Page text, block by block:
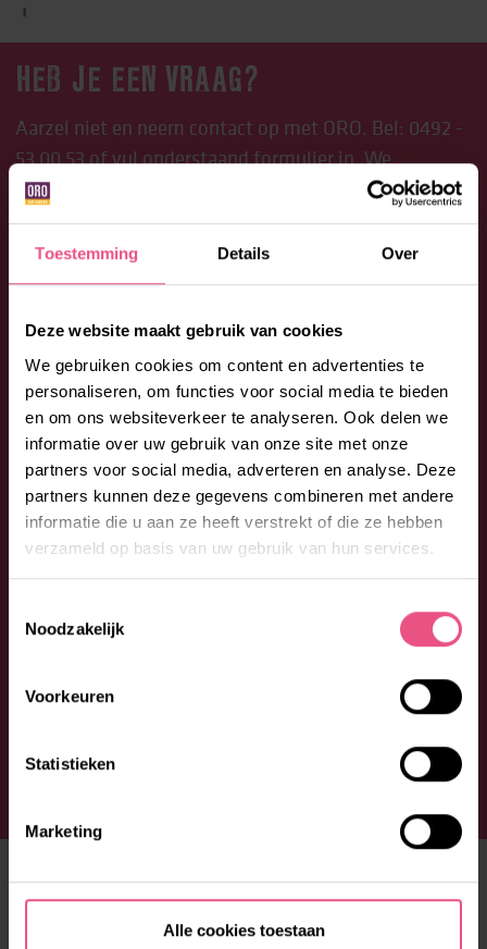
Toestemming Details Over
Deze website maakt gebruik van cookies
We gebruiken cookies om content en advertenties te
personaliseren, om functies voor social media te bieden
en om ons websiteverkeer te analyseren. Ook delen we
informatie over uw gebruik van onze site met onze
partners voor social media, adverteren en analyse. Deze
partners kunnen deze gegevens combineren met andere
informatie die u aan ze heeft verstrekt of die ze hebben
verzameld op basis van uw gebruik van hun services.
Noodzakelijk
Voorkeuren
Statistieken
Marketing
Alle cookies toestaan
HEB JE EEN VRAAG?
Aarzel niet en neem contact op met ORO. Bel: 0492 -
53 00 53of vul onderstaand formulier in. We
begeleiden je graag bij jouw vragen en wensen.
ONS AANBOD